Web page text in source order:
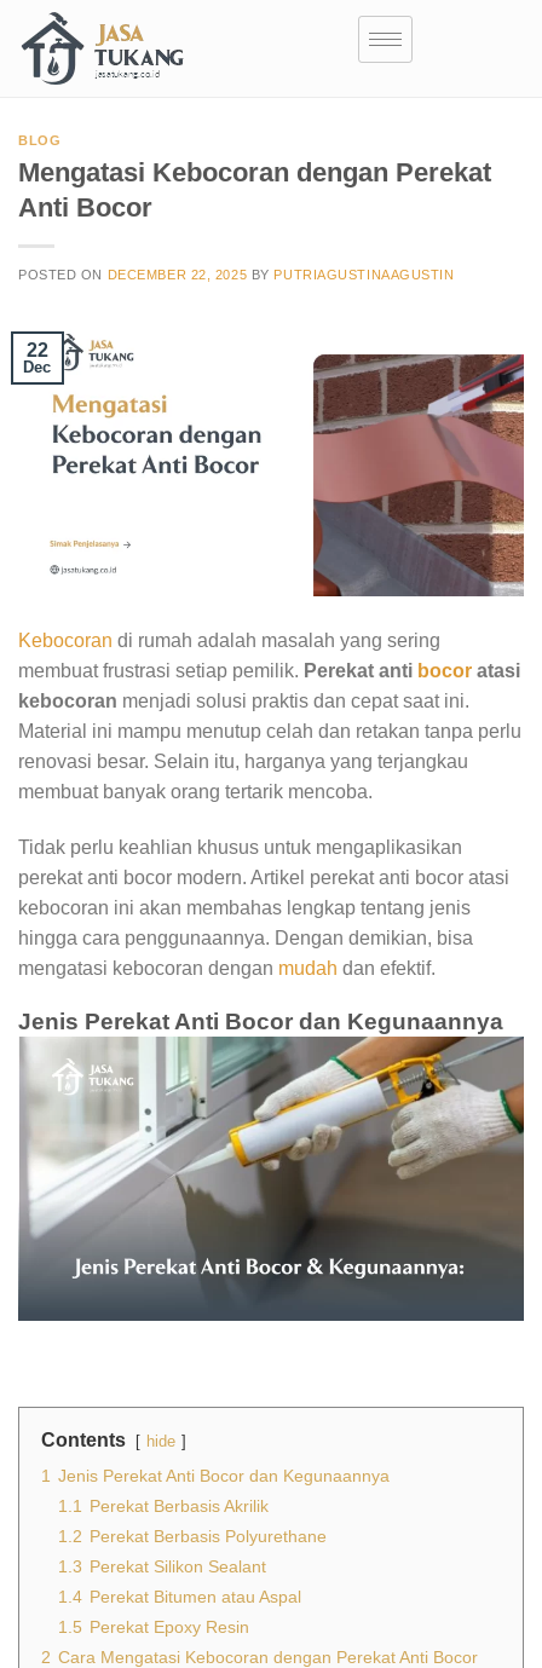
BLOG
Mengatasi Kebocoran dengan Perekat
Anti Bocor
POSTED ON DECEMBER 22, 2025 BY PUTRIAGUSTINAAGUSTIN
22
Dec
Kebocoran di rumah adalah masalah yang sering
membuat frustrasi setiap pemilik. Perekat anti bocor atasi
kebocoran menjadi solusi praktis dan cepat saat ini.
Material ini mampu menutup celah dan retakan tanpa perlu
renovasi besar. Selain itu, harganya yang terjangkau
membuat banyak orang tertarik mencoba.
Tidak perlu keahlian khusus untuk mengaplikasikan
perekat anti bocor modern. Artikel perekat anti bocor atasi
kebocoran ini akan membahas lengkap tentang jenis
hingga cara penggunaannya. Dengan demikian, bisa
mengatasi kebocoran dengan mudah dan efektif.
Jenis Perekat Anti Bocor dan Kegunaannya
Contents hide
1 Jenis Perekat Anti Bocor dan Kegunaannya
1.1
Perekat Berbasis Akrilik
1.2 Perekat Berbasis Polyurethane
1.3 Perekat Silikon Sealant
1.4 Perekat Bitumen atau Aspal
1.5 Perekat Epoxy Resin
2 Cara Mengatasi Kebocoran dengan Perekat Anti Bocor